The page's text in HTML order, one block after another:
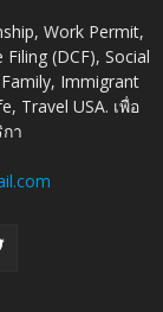
Work Permit,
(DCF), Social
Immigrant
Travel USA. เพื่อ
า